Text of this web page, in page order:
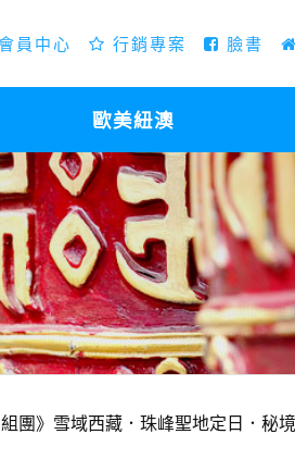
員中心 行銷專案 臉書
歐美紐澳
團》雪域西藏．珠峰聖地定日．秘